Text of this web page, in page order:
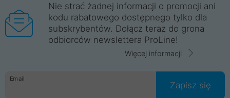
Nie strać żadnej informacji o promocji ani
kodu rabatowego dostępnego tylko dla
subskrybentów. Dołącz teraz do grona
odbiorców newslettera ProLine!
Więcej informacji
Email
Zapisz się